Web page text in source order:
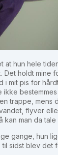
at hun hele
holdt
mit pis for
trappe,
flyver
man da tale
gange, hun
sidst blev det